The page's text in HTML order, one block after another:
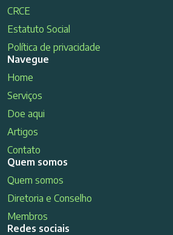
CRCE
Estatuto Social
Política de privacidade
Navegue
Home
Serviços
Doe aqui
Artigos
Contato
Quem somos
Quem somos
Diretoria e Conselho
Membros
Redes sociais